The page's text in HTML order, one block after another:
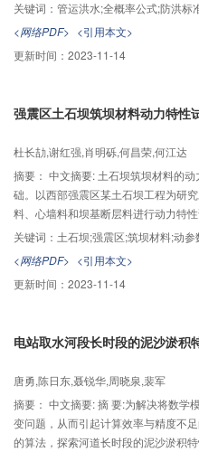
水的实际方法；以马边站的洪水资料
式推算出来的管运洪水既能使水库工
合效益。
关键词： 管运洪水;全概率公式;防洪标
<网络PDF> <引用本文>
更新时间： 2023-11-14
强震区土石坝筑坝材料动力特性
杜长劼,谢红强,肖明砾,何昌荣,何江达
摘要： 中文摘要: 土石坝筑坝材料的
础。以西部强震区某土石坝工程为研
料、心墙料和坝基断层料进行动力特
基础，确定筑坝材料的动弹模、阻尼
6 ～ 10-5 范围内，动模量与围压、
降低；动应变和振级的拟合指数模型
振级曲线趋势一致，坝壳料较为离散
线的影响较固结比大，可为强震区土
关键词： 土石坝;强震区;筑坝材料;动
<网络PDF> <引用本文>
更新时间： 2023-11-14
电站取水河段长时段的泥沙淤积
唐勇,陈日东,聂锐华,周晓泉,裴军
摘要： 中文摘要: 摘 要:为解决将数学
变问题，从而引起计算效率与精度不
的算法，探索河道长时段的泥沙淤积